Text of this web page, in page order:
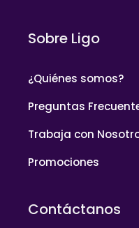
Sobre Ligo
¿Quiénes somos?
Preguntas
Trabaja con
Promociones
Contáctanos